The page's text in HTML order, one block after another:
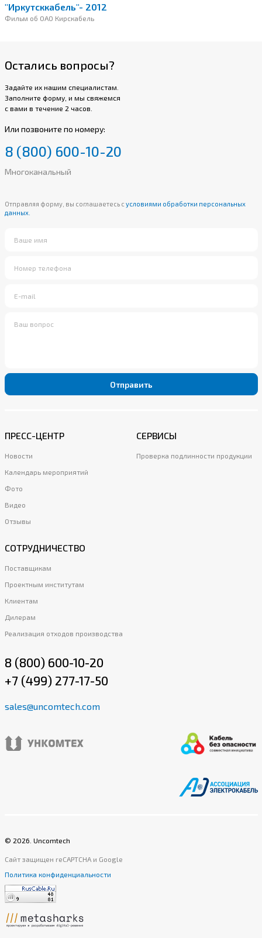
"Иркутсккабель"- 2012
Фильм об ОАО Кирскабель
Остались вопросы?
Задайте их нашим специалистам.
Заполните форму, и мы свяжемся
с вами в течение 2 часов.
Или позвоните по номеру:
8 (800) 600-10-20
Многоканальный
Отправляя форму, вы соглашаетесь с условиями обработки персональных
данных.
Отправить
ПРЕСС-ЦЕНТР
Новости
Календарь мероприятий
Фото
Видео
Отзывы
СЕРВИСЫ
Проверка подлинности продукции
СОТРУДНИЧЕСТВО
Поставщикам
Проектным институтам
Клиентам
Дилерам
Реализация отходов производства
8 (800) 600-10-20
+7 (499) 277-17-50
sales@uncomtech.com
© 2026 . Uncomtech
Сайт защищен reCAPTCHA и Google
Политика конфиденциальности